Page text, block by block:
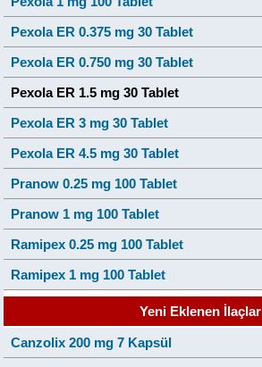
Pexola ER 0.375 mg 30 Tablet
Pexola ER 0.750 mg 30 Tablet
Pexola ER 1.5 mg 30 Tablet
Pexola ER 3 mg 30 Tablet
Pexola ER 4.5 mg 30 Tablet
Pranow 0.25 mg 100 Tablet
Pranow 1 mg 100 Tablet
Ramipex 0.25 mg 100 Tablet
Ramipex 1 mg 100 Tablet
Yeni Eklenen İlaçlar
Canzolix 200 mg 7 Kapsül